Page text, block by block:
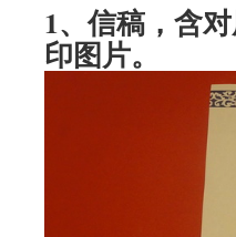
1、信稿，含
印图片。